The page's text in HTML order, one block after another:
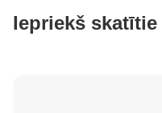
Iepriekš skatītie